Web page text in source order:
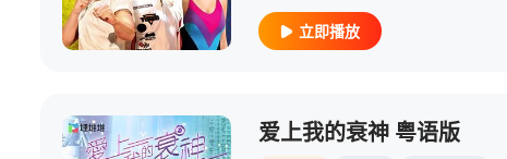
立即播放
爱上我的衰神 粤语版